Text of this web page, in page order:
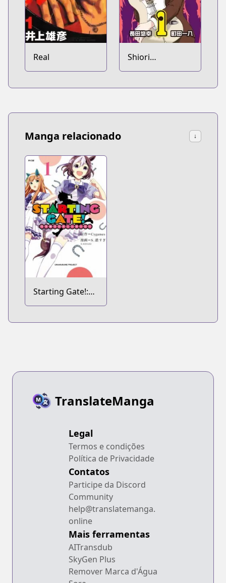
Real
Shiori
Experience: Jimi
Manga relacionado ↓
Starting Gate!:
Uma Musume
TranslateManga
Legal
Termos e condições
Política de Privacidade
Contatos
Participe da Discord
Community
help@translatemanga.
online
Mais ferramentas
AITransdub
SkyGen Plus
Remover Marca d'Água